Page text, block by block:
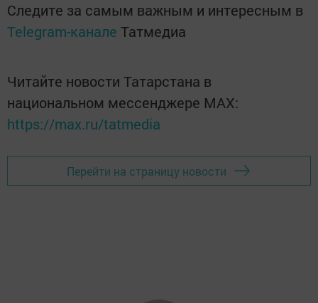
Следите за самым важным и интересным в
Telegram-канале Татмедиа
Читайте новости Татарстана в
национальном мессенджере MАХ:
https://max.ru/tatmedia
Перейти на страницу новости